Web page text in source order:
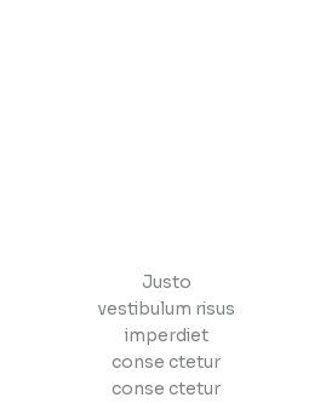
Justo
vestibulum risus
imperdiet
conse ctetur
conse ctetur